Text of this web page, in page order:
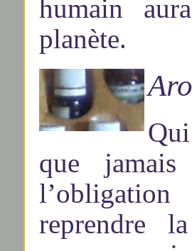
humain
planète.
que
reprendre